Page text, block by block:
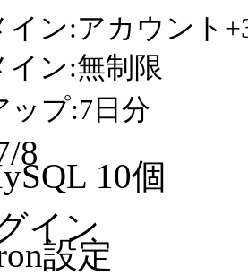
イン:アカウント
イン:無制限
ップ:7日分
8
10個
イン
設定